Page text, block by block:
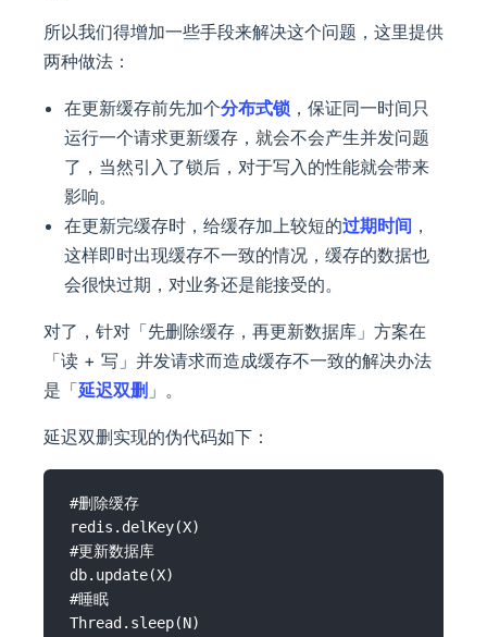
所以我们得增加一些手段来解决这个问题，这里提供
两种做法：
在更新缓存前先加个分布式锁 ，保证同一时间只
运行一个请求更新缓存，就会不会产生并发问题
了，当然引入了锁后，对于写入的性能就会带来
影响。
在更新完缓存时，给缓存加上较短的过期时间 ，
这样即时出现缓存不一致的情况，缓存的数据也
会很快过期，对业务还是能接受的。
对了，针对「先删除缓存，再更新数据库」方案在
「读 + 写」并发请求而造成缓存不一致的解决办法
是「延迟双删 」。
延迟双删实现的伪代码如下：
#删除缓存
redis.delKey(X)
#更新数据库
db.update(X)
#睡眠
Thread.sleep(N)